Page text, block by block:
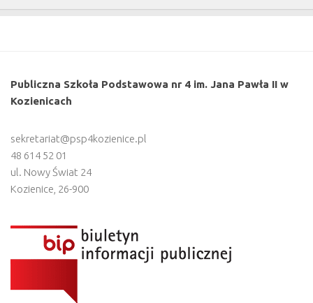
Publiczna Szkoła Podstawowa nr 4 im. Jana Pawła II w
Kozienicach
sekretariat@psp4kozienice.pl
48 614 52 01
ul. Nowy Świat 24
Kozienice 26-900